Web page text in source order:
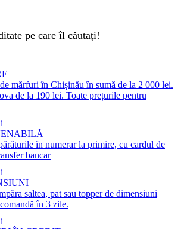
pe care îl căutați!
mărfuri în Chișinău în sumă de la 2 000 lei.
de la 190 lei. Toate prețurile pentru
în numerar la primire, cu cardul de
bancar
saltea, pat sau topper de dimensiuni
în 3 zile.